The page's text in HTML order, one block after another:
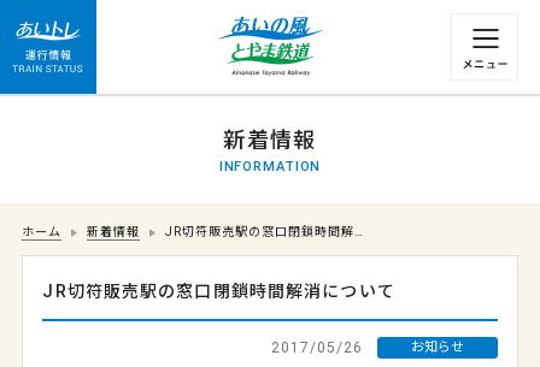
運行情報 列車の遅れ情報等についてはこちら
新着情報
INFORMATION
ホーム 新着情報 JR切符販売駅の窓口閉鎖時間解…
JR切符販売駅の窓口閉鎖時間解消について
2017/05/26 お知らせ